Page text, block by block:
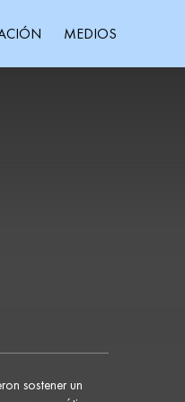
MEDIOS
sostener un